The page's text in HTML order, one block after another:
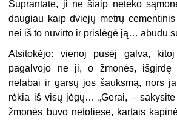
Suprantate, ji ne šiaip neteko
daugiau kaip dviejų metrų
nei iš to nuvirto ir prislėgė ją… abudu
Atsitokėjo: vienoj pusėj galva,
pagalvojo ne ji, o žmonės, išgirdę
nelabai ir garsų jos šauksmą, nors
rėkia iš visų jėgų… „Gerai, –
žmonės buvo netoliese, kartais